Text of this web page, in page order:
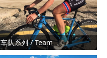
车队系列 / Team